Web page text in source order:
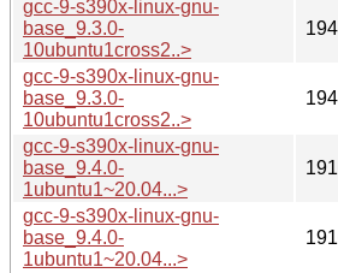
gcc-9-s390x-linux-gnu-
base_9.3.0-
10ubuntu1cross2..>
gcc-9-s390x-linux-gnu-
base_9.3.0-
10ubuntu1cross2..>
gcc-9-s390x-linux-gnu-
base_9.4.0-
1ubuntu1~20.04...>
gcc-9-s390x-linux-gnu-
base_9.4.0-
1ubuntu1~20.04...>